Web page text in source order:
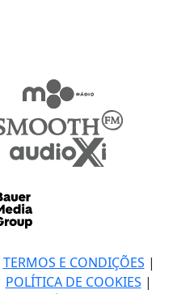
TERMOS E CONDIÇÕES |
POLÍTICA DE COOKIES |